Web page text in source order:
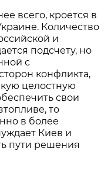
всего, кроется в
Количество
и
подсчету, но
с
конфликта,
целостную
свои
то
в более
Киев и
пути решения